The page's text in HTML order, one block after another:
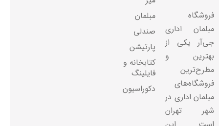
فروشگاه
مبلمان اداری
جی‌آر یکی از
بهترین و
مطرح‌ترین
فروشگاه‌های
مبلمان اداری در
شهر تهران
مبلمان
صندلی
پارتیشن
کتابخانه و
فایلینگ
دکوراسیون